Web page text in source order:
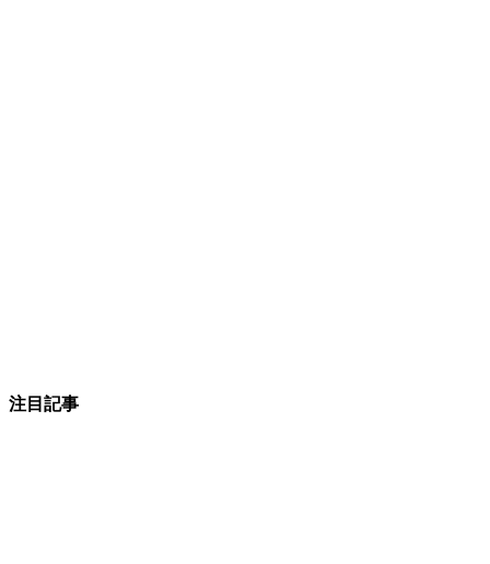
注目記事